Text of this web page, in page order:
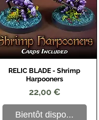
Aperçu rapide
RELIC BLADE - Shrimp
Harpooners
Prix
22,00 €
Bientôt dispo...